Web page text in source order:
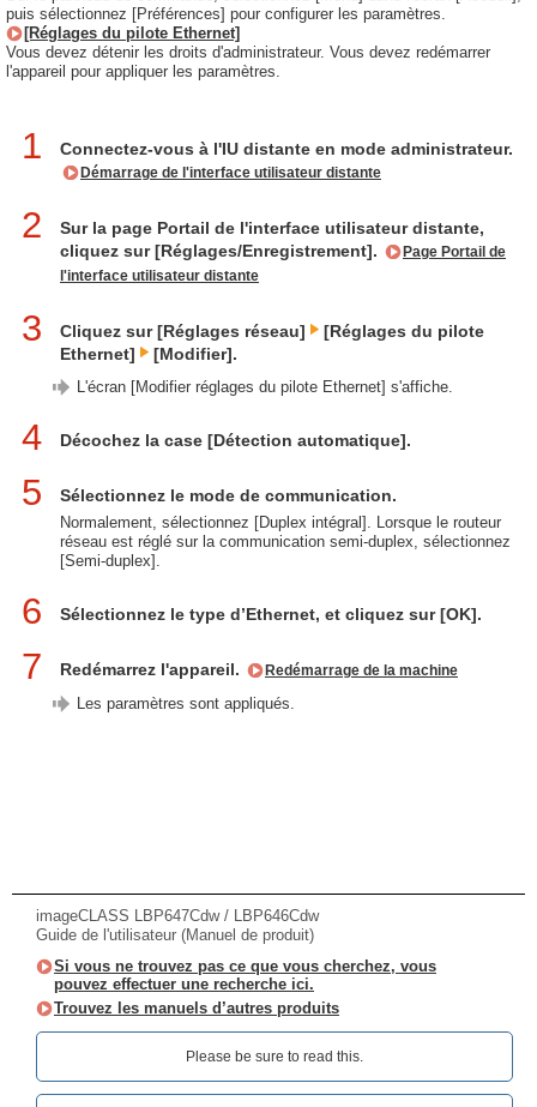
puis sélectionnez [Préférences] pour configurer les paramètres.
[Réglages du pilote Ethernet]
Vous devez détenir les droits d'administrateur. Vous devez redémarrer
l'appareil pour appliquer les paramètres.
1 Connectez-vous à l'IU distante en mode administrateur.
Démarrage de l'interface utilisateur distante
2
Sur la page Portail de l'interface utilisateur distante,
cliquez sur [Réglages/Enregistrement].
Page Portail de
l'interface utilisateur distante
3 Cliquez sur [Réglages réseau]
[Réglages du pilote
Ethernet]
[Modifier].
L'écran [Modifier réglages du pilote Ethernet] s'affiche.
4 Décochez la case [Détection automatique].
5 Sélectionnez le mode de communication.
Normalement, sélectionnez [Duplex intégral]. Lorsque le routeur
réseau est réglé sur la communication semi-duplex, sélectionnez
[Semi-duplex].
6 Sélectionnez le type d’Ethernet, et cliquez sur [OK].
7 Redémarrez l'appareil. Redémarrage de la machine
Les paramètres sont appliqués.
imageCLASS LBP647Cdw / LBP646Cdw
Guide de l'utilisateur (Manuel de produit)
Si vous ne trouvez pas ce que vous cherchez, vous
pouvez effectuer une recherche ici.
Trouvez les manuels d’autres produits
Please be sure to read this.‎